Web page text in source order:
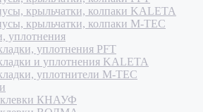
крыльчатки, колпаки KALETA
крыльчатки, колпаки M-TEC
уплотнения
уплотнения PFT
и уплотнения KALETA
уплотнители M-TEC
КНАУФ